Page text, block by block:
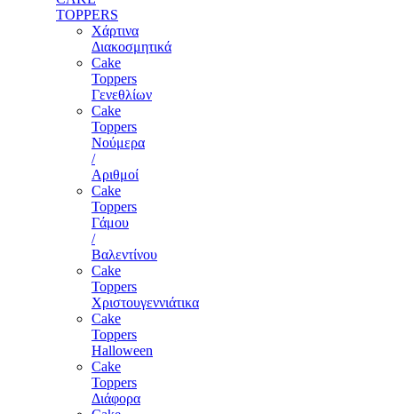
TOPPERS
Χάρτινα
Διακοσμητικά
Cake
Toppers
Γενεθλίων
Cake
Toppers
Νούμερα
/
Αριθμοί
Cake
Toppers
Γάμου
/
Βαλεντίνου
Cake
Toppers
Χριστουγεννιάτικα
Cake
Toppers
Halloween
Cake
Toppers
Διάφορα